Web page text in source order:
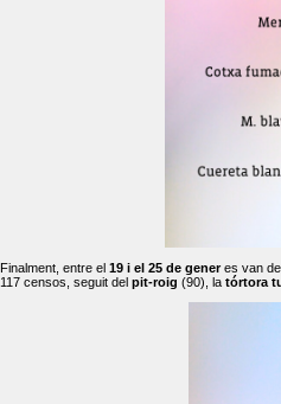
Finalment, entre el 19 i el 25 de generes van
117 censos, seguit del pit-roig (90), la tórtora